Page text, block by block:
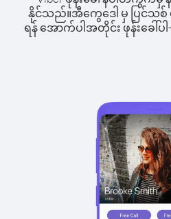
နိုင်သည်။အီကွေဒေါ မှ ပြင်သစ်
ရန် အောက်ပါအတိုင်း ဖုန်းခေါ်ပါ-